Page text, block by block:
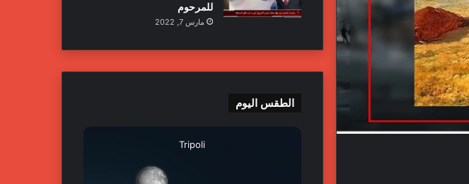
للمرحوم
مارس 7, 2022
الطقس اليوم
Tripoli